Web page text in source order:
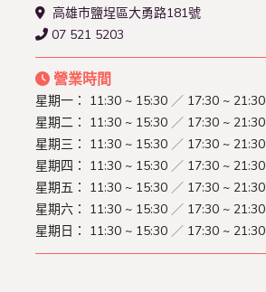
高雄市鹽埕區大勇路181號
07 521 5203
營業時間
星期一： 11:30 ~ 15:30 ／ 17:30 ~ 21:30
星期二： 11:30 ~ 15:30 ／ 17:30 ~ 21:30
星期三： 11:30 ~ 15:30 ／ 17:30 ~ 21:30
星期四： 11:30 ~ 15:30 ／ 17:30 ~ 21:30
星期五： 11:30 ~ 15:30 ／ 17:30 ~ 21:30
星期六： 11:30 ~ 15:30 ／ 17:30 ~ 21:30
星期日： 11:30 ~ 15:30 ／ 17:30 ~ 21:30